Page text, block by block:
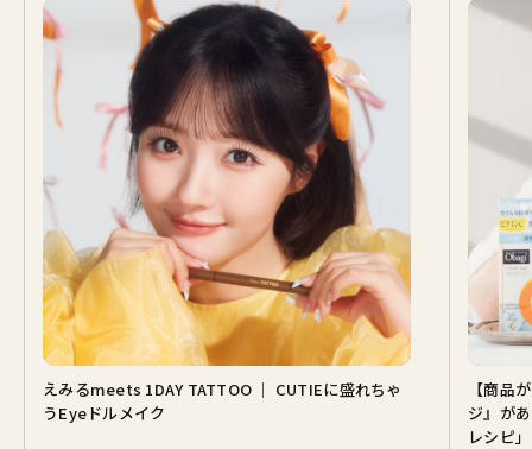
えみるmeets 1DAY TATTOO ｜ CUTIEに盛れちゃ
うEyeドルメイク
【商品が
ジ』がある
レシピ」